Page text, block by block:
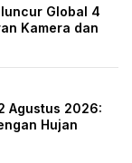
Global 4
Kamera dan
Agustus 2026:
Hujan